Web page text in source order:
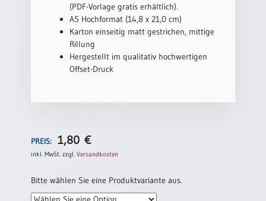
(PDF-Vorlage gratis erhältlich).
A5 Hochformat (14,8 x 21,0 cm)
Karton einseitig matt gestrichen, mittige
Rillung
Hergestellt im qualitativ hochwertigen
Offset-Druck
PREIS: 1,80€
inkl. MwSt. zzgl.Versandkosten
Bitte wählen Sie eine Produktvariante aus.